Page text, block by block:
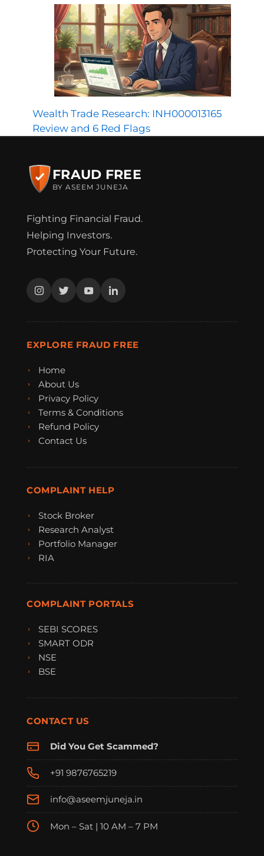
Wealth Trade Research: INH000013165
Review and 6 Red Flags
FRAUD FREE
BY ASEEM JUNEJA
Fighting Financial Fraud.
Helping Investors.
Protecting Your Future.
EXPLORE FRAUD FREE
Home
About Us
Privacy Policy
Terms & Conditions
Refund Policy
Contact Us
COMPLAINT HELP
Stock Broker
Research Analyst
Portfolio Manager
RIA
COMPLAINT PORTALS
SEBI SCORES
SMART ODR
NSE
BSE
CONTACT US
Did You Get Scammed?
+91 9876765219
info@aseemjuneja.in
Mon – Sat | 10 AM – 7 PM